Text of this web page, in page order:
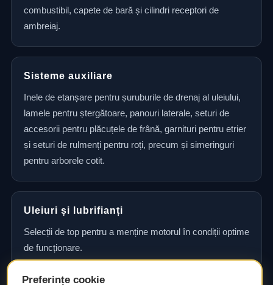
combustibil, capete de bară și cilindri receptori de
ambreiaj.
Sisteme auxiliare
Inele de etanșare pentru șuruburile de drenaj al uleiului,
lamele pentru ștergătoare, panouri laterale, seturi de
accesorii pentru plăcuțele de frână, garnituri pentru etrier
și seturi de rulmenți pentru roți, precum și simeringuri
pentru arborele cotit.
Uleiuri și lubrifianți
Selecții de top pentru a menține motorul în condiții optime
de funcționare.
Preferințe cookie